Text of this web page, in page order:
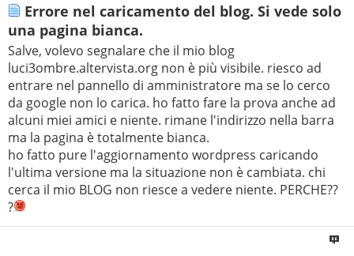
Errore nel caricamento del blog. Si vede solo
una pagina bianca.
Salve, volevo segnalare che il mio blog
luci3ombre.altervista.org non è più visibile. riesco ad
entrare nel pannello di amministratore ma se lo cerco
da google non lo carica. ho fatto fare la prova anche ad
alcuni miei amici e niente. rimane l'indirizzo nella barra
ma la pagina è totalmente bianca.
ho fatto pure l'aggiornamento wordpress caricando
l'ultima versione ma la situazione non è cambiata. chi
cerca il mio BLOG non riesce a vedere niente. PERCHE??
?